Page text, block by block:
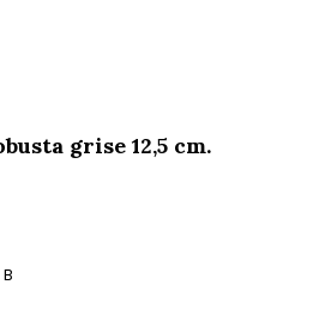
grise 12,5 cm.